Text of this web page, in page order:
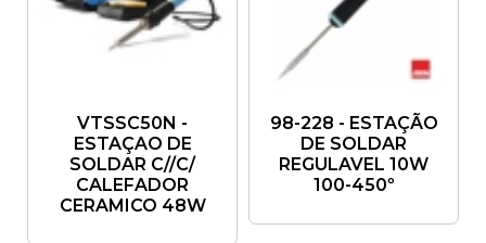
VTSSC50N -
ESTAÇAO DE
SOLDAR C//C/
CALEFADOR
CERAMICO 48W
98-228 - ESTAÇÃO
DE SOLDAR
REGULAVEL 10W
100-450º